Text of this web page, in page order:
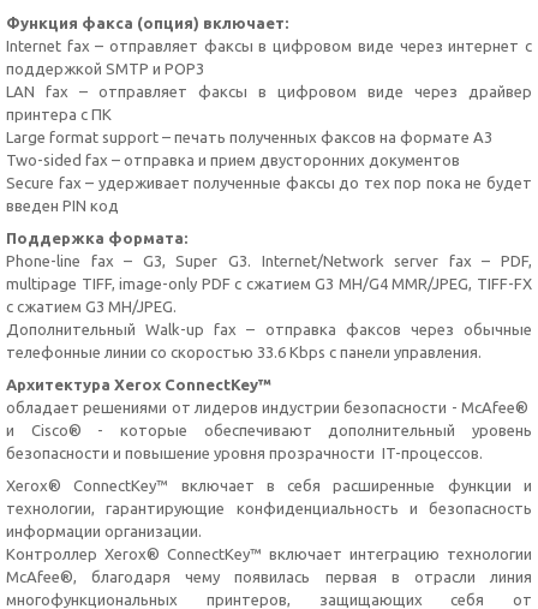
Функция факса (опция) включает:
Internet fax – отправляет факсы в цифровом виде через интернет с
поддержкой SMTP и POP3
LAN fax – отправляет факсы в цифровом виде через драйвер
принтера с ПК
Large format support – печать полученных факсов на формате А3
Two-sided fax – отправка и прием двусторонних документов
Secure fax – удерживает полученные факсы до тех пор пока не будет
введен PIN код
Поддержка формата:
Phone-line fax – G3, Super G3. Internet/Network server fax – PDF,
multipage TIFF, image-only PDF с сжатием G3 MH/G4 MMR/JPEG, TIFF-FX
с сжатием G3 MH/JPEG.
Дополнительный Walk-up fax – отправка факсов через обычные
телефонные линии со скоростью 33.6 Kbps с панели управления.
Архитектура Xerox ConnectKey™
обладает решениями от лидеров индустрии безопасности - McAfee®
и Cisco® - которые обеспечивают дополнительный уровень
безопасности и повышение уровня прозрачности IT-процессов.
Xerox® ConnectKey™ включает в себя расширенные функции и
технологии, гарантирующие конфиденциальность и безопасность
информации организации.
Контроллер Xerox® ConnectKey™ включает интеграцию технологии
McAfee®, благодаря чему появилась первая в отрасли линия
многофункциональных принтеров, защищающих себя от